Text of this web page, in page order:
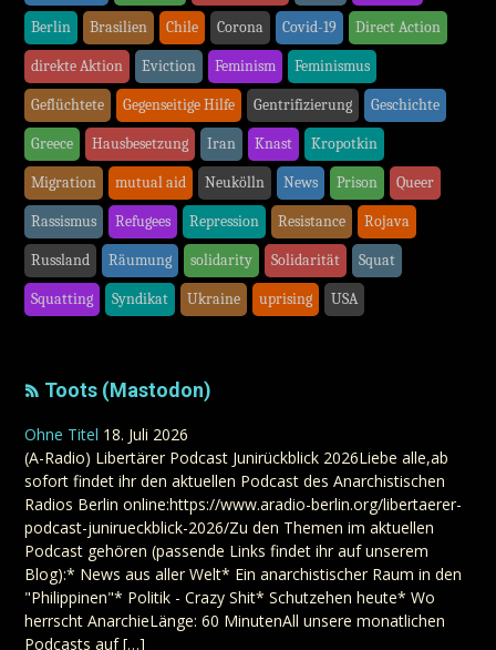
Berlin Brasilien Chile Corona Covid-19 Direct Action
direkte Aktion Eviction Feminism Feminismus
Geflüchtete Gegenseitige Hilfe Gentrifizierung Geschichte
Greece Hausbesetzung Iran Knast Kropotkin
Migration mutual aid Neukölln News Prison Queer
Rassismus Refugees Repression Resistance Rojava
Russland Räumung solidarity Solidarität Squat
Squatting Syndikat Ukraine uprising USA
Toots (Mastodon)
Ohne Titel 18. Juli 2026
(A-Radio) Libertärer Podcast Junirückblick 2026Liebe alle,ab
sofort findet ihr den aktuellen Podcast des Anarchistischen
Radios Berlin online:https://www.aradio-berlin.org/libertaerer-
podcast-junirueckblick-2026/Zu den Themen im aktuellen
Podcast gehören (passende Links findet ihr auf unserem
Blog):* News aus aller Welt* Ein anarchistischer Raum in den
"Philippinen"* Politik - Crazy Shit* Schutzehen heute* Wo
herrscht AnarchieLänge: 60 MinutenAll unsere monatlichen
Podcasts auf […]